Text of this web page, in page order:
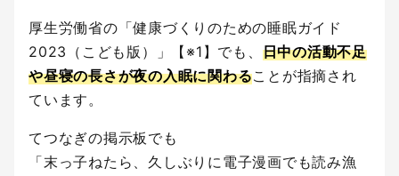
厚生労働省の「健康づくりのための睡眠ガイド
2023（こども版）」【※1】でも、 日中の活動不足
や昼寝の長さが夜の入眠に関わることが指摘され
ています。
てつなぎの掲示板でも
「末っ子ねたら、久しぶりに電子漫画でも読み漁